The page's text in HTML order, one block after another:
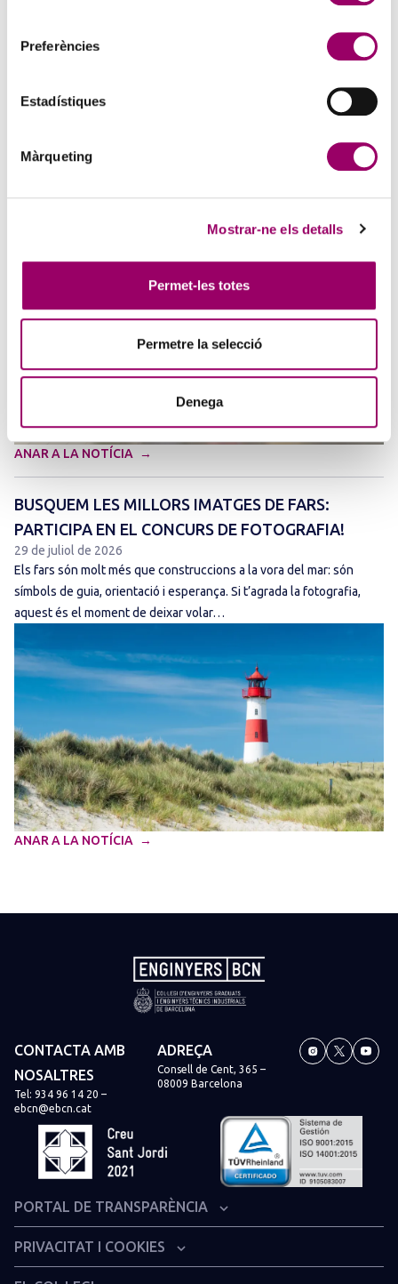
Preferències
Estadístiques
Màrqueting
Mostrar-ne els detalls
Permet-les totes
Permetre la selecció
Denega
3 d'agost de 2026
terme els dies 3, 8 i 15 de setembre de 2026,…
ANAR A LA NOTÍCIA
BUSQUEM LES MILLORS IMATGES DE FARS:
PARTICIPA EN EL CONCURS DE FOTOGRAFIA!
29 de juliol de 2026
Els fars són molt més que construccions a la vora del mar: són
símbols de guia, orientació i esperança. Si t’agrada la fotografia,
aquest és el moment de deixar volar…
ANAR A LA NOTÍCIA
CONTACTA AMB
NOSALTRES
Tel: 934 96 14 20 –
ebcn@ebcn.cat
ADREÇA
Consell de Cent, 365 –
08009 Barcelona
PORTAL DE TRANSPARÈNCIA
PRIVACITAT I COOKIES